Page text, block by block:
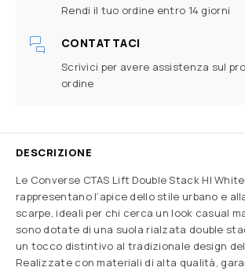
Rendi il tuo ordine entro 14 giorni
CONTATTACI
Scrivici per avere assistenza sul
ordine
DESCRIZIONE
Le Converse CTAS Lift Double Stack HI
rappresentano l’apice dello stile urbano e
scarpe, ideali per chi cerca un look casual
sono dotate di una suola rialzata double
un tocco distintivo al tradizionale design
Realizzate con materiali di alta qualità,